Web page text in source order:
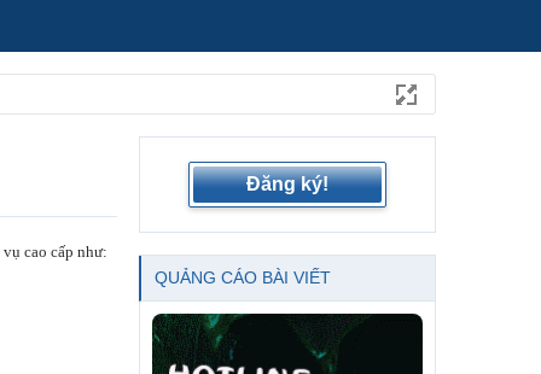
cao cấp như:
Đăng ký!
QUẢNG CÁO BÀI VIẾT